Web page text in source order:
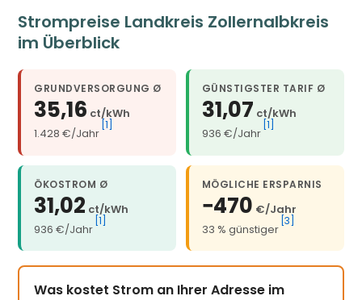
Strompreise Landkreis Zollernalbkreis
im Überblick
GRUNDVERSORGUNG Ø
35,16 ct/kWh
1.428 €/Jahr
[1]
GÜNSTIGSTER TARIF Ø
31,07 ct/kWh
936 €/Jahr
[1]
ÖKOSTROM Ø
31,02 ct/kWh
936 €/Jahr
[1]
MÖGLICHE ERSPARNIS
−470 €/Jahr
33 % günstiger
[3]
Was kostet Strom an Ihrer Adresse im